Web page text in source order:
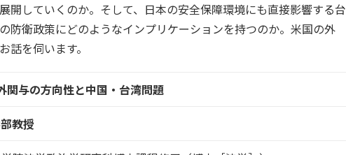
開していくのか。そして、日本の安全保障環境にも直接影響する台
防衛政策にどのようなインプリケーションを持つのか。米国の外
を伺います。
関与の方向性と中国・台湾問題
教授